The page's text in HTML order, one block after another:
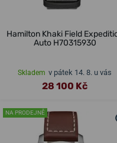
Hamilton Khaki Field
Auto H70315930
Skladem v pátek 14. 8. u vás
28 100 Kč
NA PRODEJNĚ